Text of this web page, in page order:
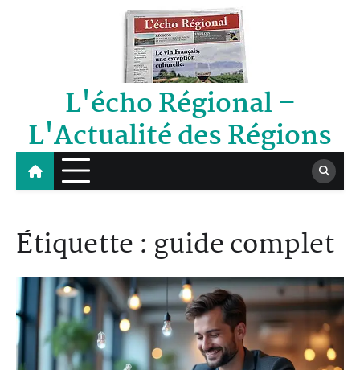
L'écho Régional –
L'Actualité des Régions
Étiquette : guide complet